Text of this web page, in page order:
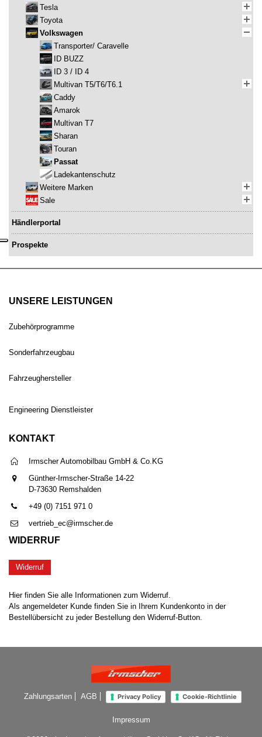
Tesla
Toyota
Volkswagen
Transporter/ Caravelle
ID BUZZ
ID 3 / ID 4
Multivan T5/T6/T6.1
Caddy
Amarok
Multivan T7
Sharan
Touran
Passat
Ladekantenschutz
Weitere Marken
Sale
Händlerportal
Prospekte
UNSERE LEISTUNGEN
Zubehörprogramme
Sonderfahrzeugbau
Fahrzeughersteller
Engineering Dienstleister
KONTAKT
Irmscher Automobilbau GmbH & Co.KG
Günther-Irmscher-Straße 14-22
D-73630 Remshalden
+49 (0) 7151 971 0
vertrieb_ec@irmscher.de
WIDERRUF
Widerruf
Hier finden Sie alle Informationen zum Widerruf.
Als angemeldeter Kunde finden Sie in Ihrem Kundenkonto in der
Bestellübersicht zu jeder Bestellung den Widerruf-Button.
Zahlungsarten AGB Privacy Policy Cookie-Richtlinie
Impressum